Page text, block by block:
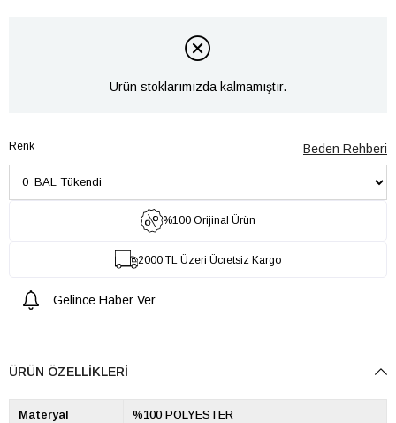
Ürün stoklarımızda kalmamıştır.
Renk Beden Rehberi
%100 Orijinal Ürün
2000 TL Üzeri Ücretsiz Kargo
Gelince Haber Ver
ÜRÜN ÖZELLIKLERI
Materyal %100 POLYESTER